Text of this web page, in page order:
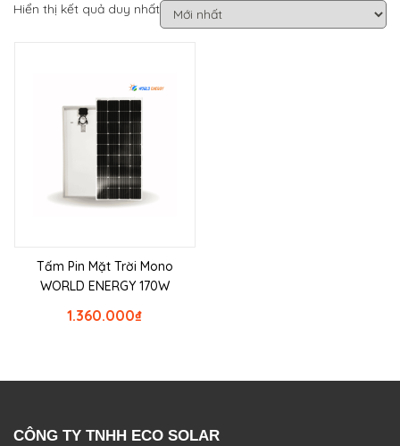
Hiển thị kết quả duy nhất
Tấm Pin Mặt Trời Mono
WORLD ENERGY 170W
₫
1.360.000
CÔNG TY TNHH ECO SOLAR